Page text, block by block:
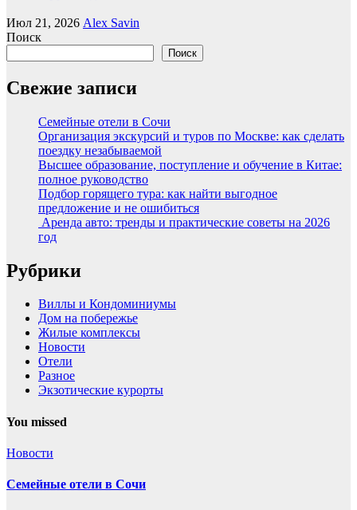
Июл 21, 2026 Alex Savin
Поиск
Поиск
Свежие записи
Семейные отели в Сочи
Организация экскурсий и туров по Москве: как сделать
поездку незабываемой
Высшее образование, поступление и обучение в Китае:
полное руководство
Подбор горящего тура: как найти выгодное
предложение и не ошибиться
Аренда авто: тренды и практические советы на 2026
год
Рубрики
Виллы и Кондоминиумы
Дом на побережье
Жилые комплексы
Новости
Отели
Разное
Экзотические курорты
You missed
Новости
Семейные отели в Сочи